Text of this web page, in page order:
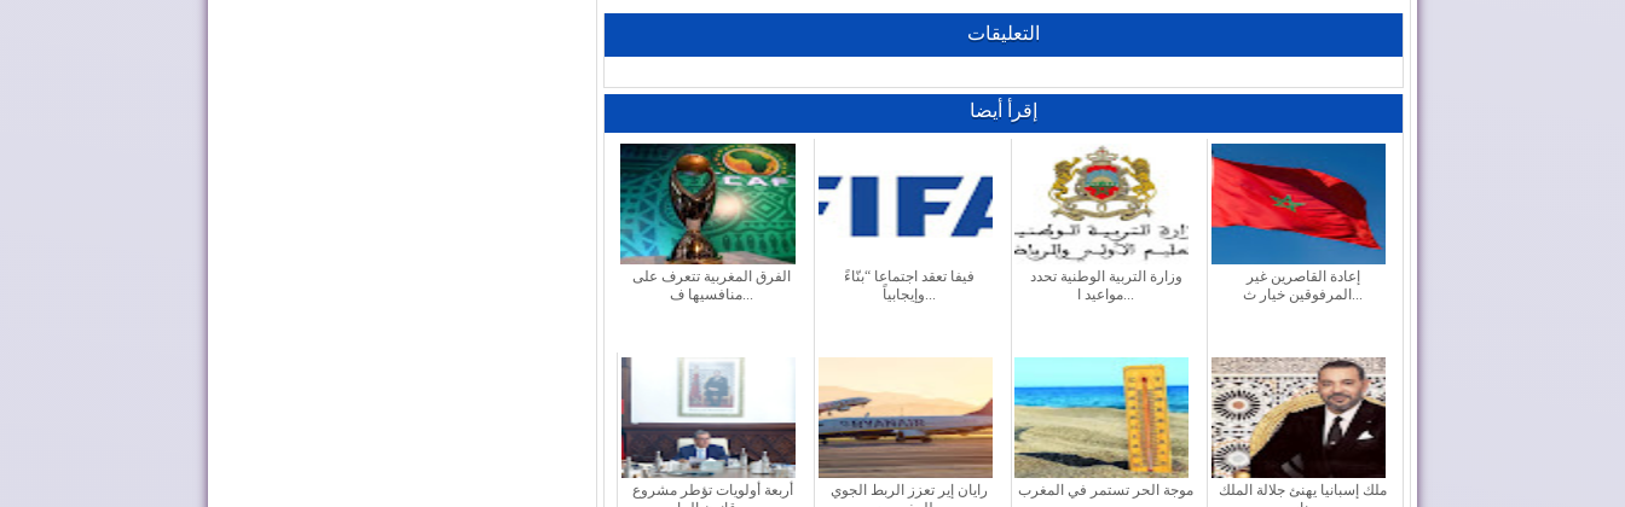
التعليقات
إقرأ أيضا
الفرق المغربية تتعرف على
فيفا تعقد اجتماعا “بنّاءً
وزارة التربية الوطنية تحدد
إعادة القاصرين غير
أربعة أولويات تؤطر مشروع
رايان إير تعزز الربط الجوي
موجة الحر تستمر في المغرب
ملك إسبانيا يهنئ جلالة الملك